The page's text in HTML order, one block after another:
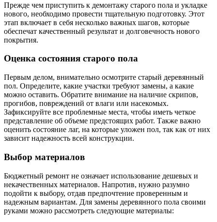
Прежде чем приступить к демонтажу старого пола и укладке
нового, необходимо провести тщательную подготовку. Этот
этап включает в себя несколько важных шагов, которые
обеспечат качественный результат и долговечность нового
покрытия.
Оценка состояния старого пола
Первым делом, внимательно осмотрите старый деревянный
пол. Определите, какие участки требуют замены, а какие
можно оставить. Обратите внимание на наличие скрипов,
прогибов, повреждений от влаги или насекомых.
Зафиксируйте все проблемные места, чтобы иметь четкое
представление об объеме предстоящих работ. Также важно
оценить состояние лаг, на которые уложен пол, так как от них
зависит надежность всей конструкции.
Выбор материалов
Бюджетный ремонт не означает использование дешевых и
некачественных материалов. Напротив, нужно разумно
подойти к выбору, отдав предпочтение проверенным и
надежным вариантам. Для замены деревянного пола своими
руками можно рассмотреть следующие материалы: